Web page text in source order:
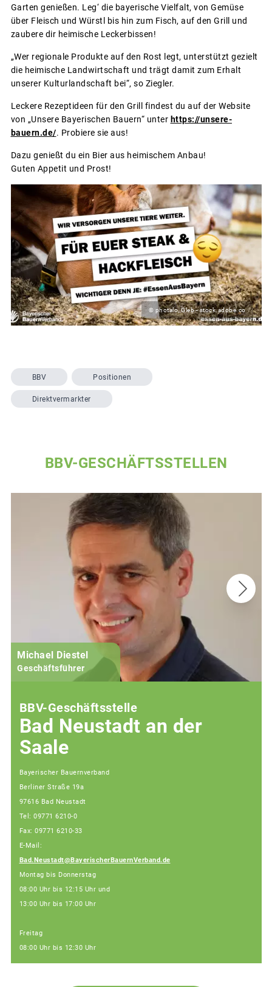
Garten genießen. Leg‘ die bayerische Vielfalt, von Gemüse
über Fleisch und Würstl bis hin zum Fisch, auf den Grill und
zaubere dir heimische Leckerbissen!
„Wer regionale Produkte auf den Rost legt, unterstützt gezielt
die heimische Landwirtschaft und trägt damit zum Erhalt
unserer Kulturlandschaft bei“, so Ziegler.
Leckere Rezeptideen für den Grill findest du auf der Website
von „Unsere Bayerischen Bauern“ unter https://unsere-
bauern.de/. Probiere sie aus!
Dazu genießt du ein Bier aus heimischem Anbau!
Guten Appetit und Prost!
© photalo, Gleb - stock.adobe.co
BBV Positionen
Direktvermarkter
BBV-GESCHÄFTSSTELLEN
Michael Diestel
Geschäftsführer
BBV-Geschäftsstelle
Bad Neustadt an der
Saale
Bayerischer Bauernverband
Berliner Straße 19a
97616 Bad Neustadt
Tel: 09771 6210-0
Fax: 09771 6210-33
E-Mail:
Bad.Neustadt@BayerischerBauernVerband.de
Montag bis Donnerstag
08:00 Uhr bis 12:15 Uhr und
13:00 Uhr bis 17:00 Uhr
Freitag
08:00 Uhr bis 12:30 Uhr